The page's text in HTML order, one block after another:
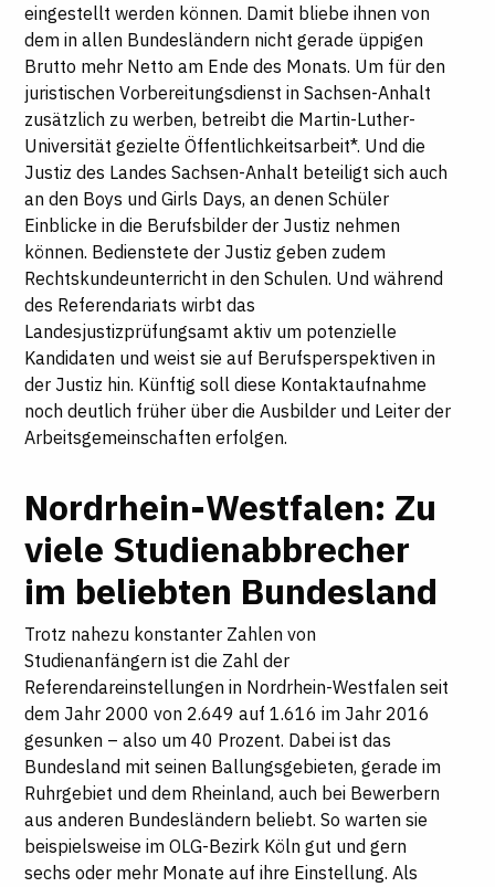
eingestellt werden können. Damit bliebe ihnen von
dem in allen Bundesländern nicht gerade üppigen
Brutto mehr Netto am Ende des Monats. Um für den
juristischen Vorbereitungsdienst in Sachsen-Anhalt
zusätzlich zu werben, betreibt die Martin-Luther-
Universität gezielte Öffentlichkeitsarbeit*. Und die
Justiz des Landes Sachsen-Anhalt beteiligt sich auch
an den Boys und Girls Days, an denen Schüler
Einblicke in die Berufsbilder der Justiz nehmen
können. Bedienstete der Justiz geben zudem
Rechtskundeunterricht in den Schulen. Und während
des Referendariats wirbt das
Landesjustizprüfungsamt aktiv um potenzielle
Kandidaten und weist sie auf Berufsperspektiven in
der Justiz hin. Künftig soll diese Kontaktaufnahme
noch deutlich früher über die Ausbilder und Leiter der
Arbeitsgemeinschaften erfolgen.
Nordrhein-Westfalen: Zu
viele Studienabbrecher
im beliebten Bundesland
Trotz nahezu konstanter Zahlen von
Studienanfängern ist die Zahl der
Referendareinstellungen in Nordrhein-Westfalen seit
dem Jahr 2000 von 2.649 auf 1.616 im Jahr 2016
gesunken – also um 40 Prozent. Dabei ist das
Bundesland mit seinen Ballungsgebieten, gerade im
Ruhrgebiet und dem Rheinland, auch bei Bewerbern
aus anderen Bundesländern beliebt. So warten sie
beispielsweise im OLG-Bezirk Köln gut und gern
sechs oder mehr Monate auf ihre Einstellung. Als